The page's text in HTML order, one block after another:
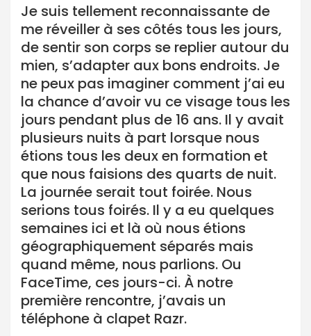
Je suis tellement reconnaissante de
me réveiller à ses côtés tous les jours,
de sentir son corps se replier autour du
mien, s’adapter aux bons endroits. Je
ne peux pas imaginer comment j’ai eu
la chance d’avoir vu ce visage tous les
jours pendant plus de 16 ans. Il y avait
plusieurs nuits à part lorsque nous
étions tous les deux en formation et
que nous faisions des quarts de nuit.
La journée serait tout foirée. Nous
serions tous foirés. Il y a eu quelques
semaines ici et là où nous étions
géographiquement séparés mais
quand même, nous parlions. Ou
FaceTime, ces jours-ci. À notre
première rencontre, j’avais un
téléphone à clapet Razr.